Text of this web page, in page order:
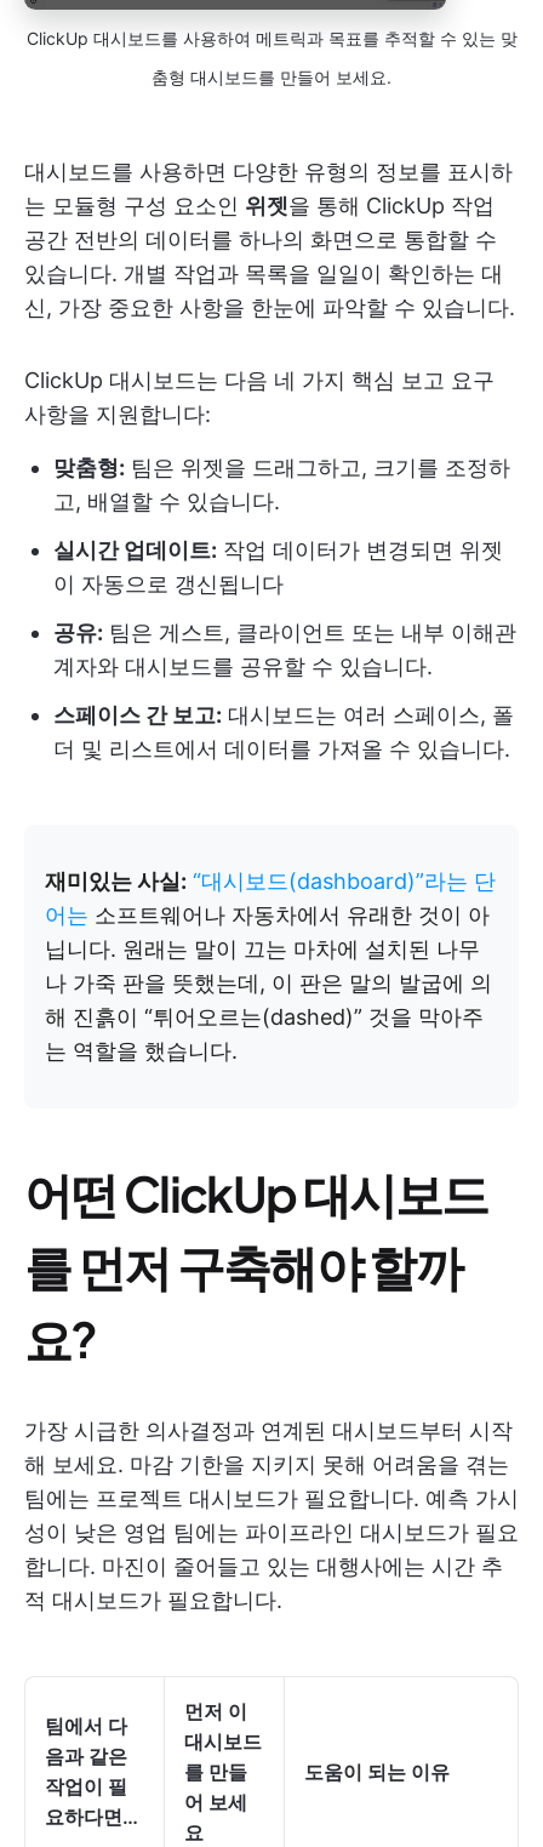
ClickUp 대시보드를 사용하여 메트릭과 목표를 추적할 수 있는 맞
춤형 대시보드를 만들어 보세요.
대시보드를 사용하면 다양한 유형의 정보를 표시하
는 모듈형 구성 요소인 위젯을 통해 ClickUp 작업
공간 전반의 데이터를 하나의 화면으로 통합할 수
있습니다. 개별 작업과 목록을 일일이 확인하는 대
신, 가장 중요한 사항을 한눈에 파악할 수 있습니다.
ClickUp 대시보드는 다음 네 가지 핵심 보고 요구
사항을 지원합니다:
맞춤형: 팀은 위젯을 드래그하고, 크기를 조정하
고, 배열할 수 있습니다.
실시간 업데이트: 작업 데이터가 변경되면 위젯
이 자동으로 갱신됩니다
공유: 팀은 게스트, 클라이언트 또는 내부 이해관
계자와 대시보드를 공유할 수 있습니다.
스페이스 간 보고: 대시보드는 여러 스페이스, 폴
더 및 리스트에서 데이터를 가져올 수 있습니다.
재미있는 사실: “대시보드(dashboard)”라는 단
어는 소프트웨어나 자동차에서 유래한 것이 아
닙니다. 원래는 말이 끄는 마차에 설치된 나무
나 가죽 판을 뜻했는데, 이 판은 말의 발굽에 의
해 진흙이 “튀어오르는(dashed)” 것을 막아주
는 역할을 했습니다.
어떤 ClickUp 대시보드
를 먼저 구축해야 할까
요?
가장 시급한 의사결정과 연계된 대시보드부터 시작
해 보세요. 마감 기한을 지키지 못해 어려움을 겪는
팀에는 프로젝트 대시보드가 필요합니다. 예측 가시
성이 낮은 영업 팀에는 파이프라인 대시보드가 필요
합니다. 마진이 줄어들고 있는 대행사에는 시간 추
적 대시보드가 필요합니다.
팀에서 다
음과 같은
작업이 필
요하다면…
먼저 이
대시보드
를 만들
어 보세
요
도움이 되는 이유